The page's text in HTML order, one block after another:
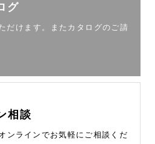
グ
だけます。
またカタログのご請
相談
ンラインでお気軽にご相談くだ